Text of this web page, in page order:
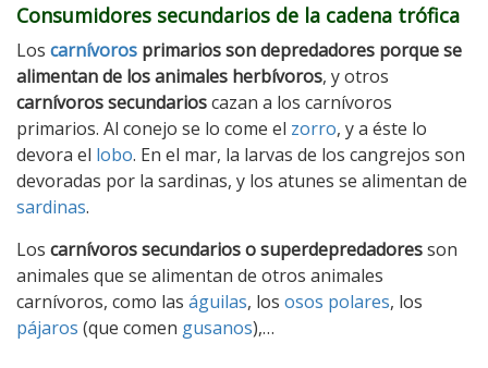
Consumidores secundarios de la cadena trófica
Los carnívoros primarios son depredadores porque se
alimentan de los animales herbívoros, y otros
carnívoros secundarioscazan a los carnívoros
primarios. Al conejo se lo come el zorro, y a éste lo
devora el lobo. En el mar, la larvas de los cangrejos son
devoradas por la sardinas, y los atunes se alimentan de
sardinas.
Los carnívoros secundarios o superdepredadoresson
animales que se alimentan de otros animales
carnívoros, como las águilas, los osos polares, los
pájaros (que comen gusanos),…